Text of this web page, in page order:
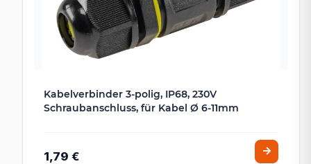
Kabelverbinder 3-polig, IP68, 230V
Schraubanschluss, für Kabel Ø 6-11mm
1,79 €